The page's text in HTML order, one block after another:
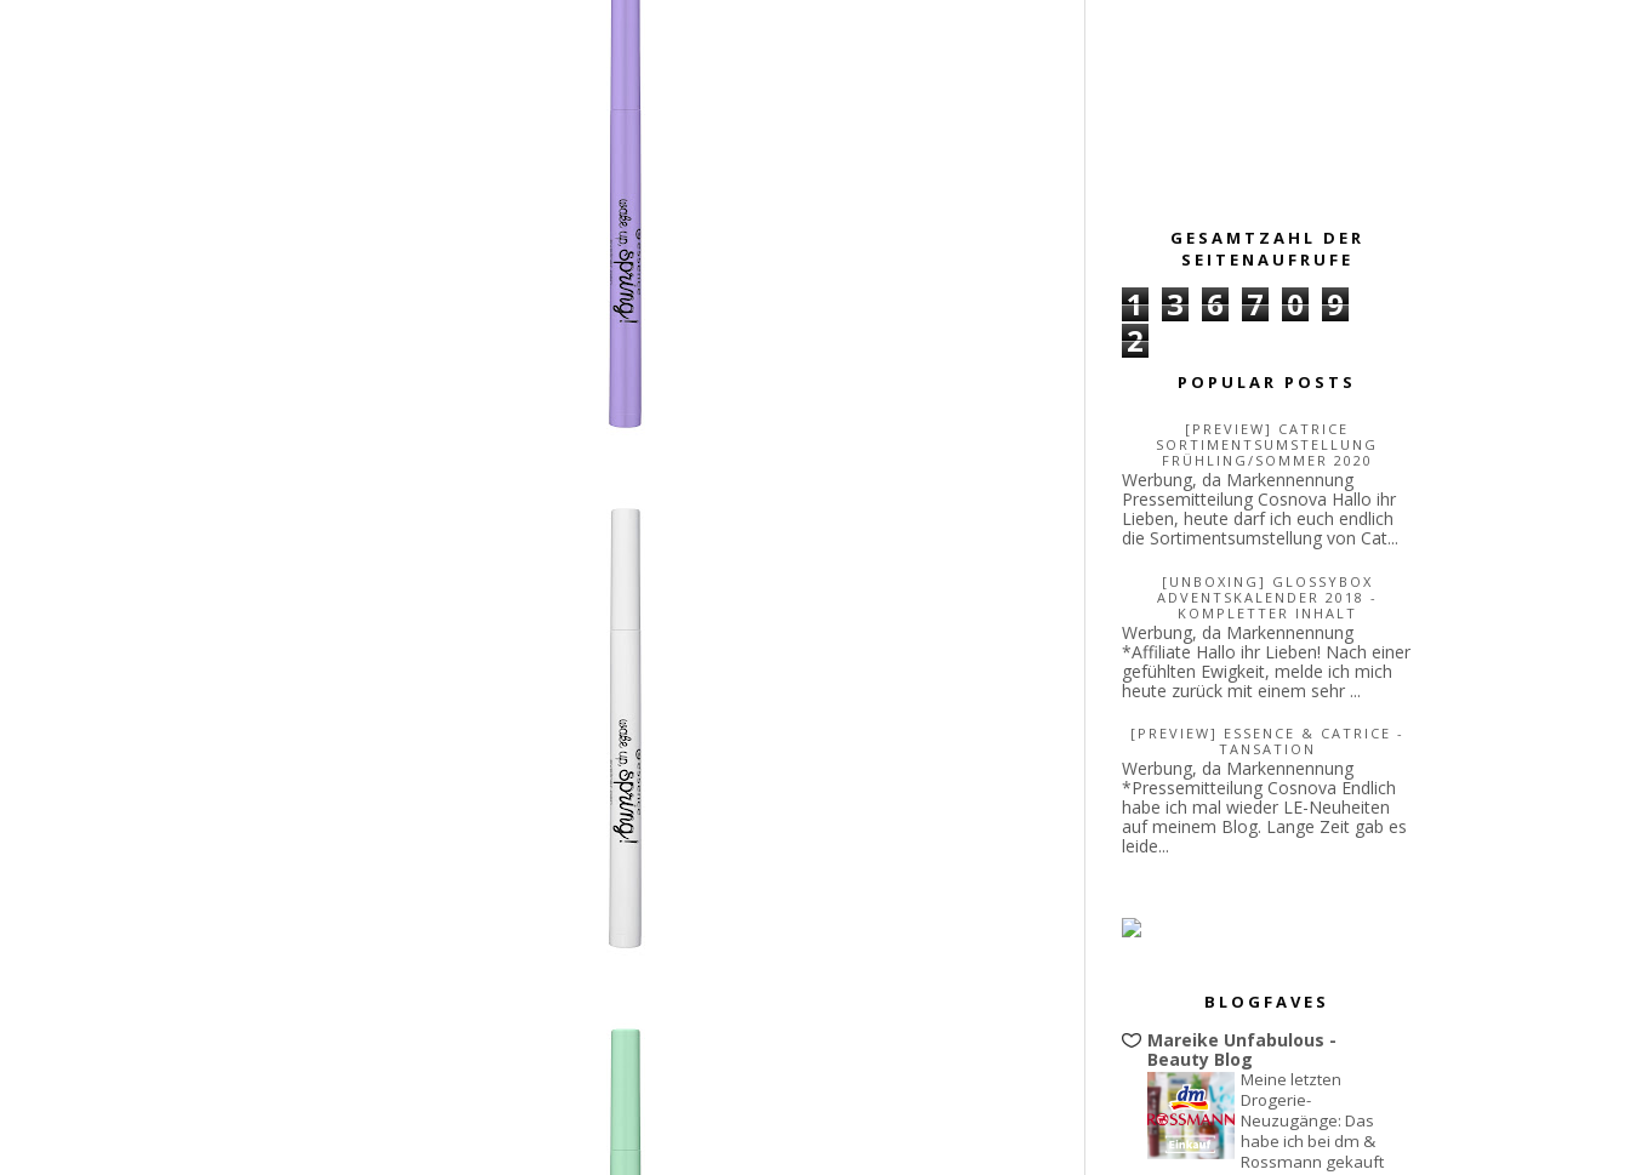
GESAMTZAHL DER
SEITENAUFRUFE
1 3 6 7 0 9
2
POPULAR POSTS
[PREVIEW] CATRICE
SORTIMENTSUMSTELLUNG
FRÜHLING/SOMMER 2020
Werbung, da Markennennung
Pressemitteilung Cosnova Hallo ihr
Lieben, heute darf ich euch endlich
die Sortimentsumstellung von Cat...
[UNBOXING] GLOSSYBOX
ADVENTSKALENDER 2018 -
KOMPLETTER INHALT
Werbung, da Markennennung
*Affiliate Hallo ihr Lieben! Nach einer
gefühlten Ewigkeit, melde ich mich
heute zurück mit einem sehr ...
[PREVIEW] ESSENCE & CATRICE -
TANSATION
Werbung, da Markennennung
*Pressemitteilung Cosnova Endlich
habe ich mal wieder LE-Neuheiten
auf meinem Blog. Lange Zeit gab es
leide...
BLOGFAVES
Mareike Unfabulous -
Beauty Blog
Meine letzten
Drogerie-
Neuzugänge: Das
habe ich bei dm &
Rossmann gekauft